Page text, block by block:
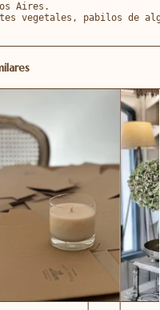
Aires.
vegetales, pabilos de